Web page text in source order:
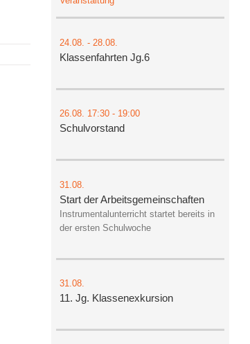
24.08. - 28.08.
Klassenfahrten Jg.6
26.08. 17:30- 19:00
Schulvorstand
31.08.
Start der Arbeitsgemeinschaften
Instrumentalunterricht startet bereits in
der ersten Schulwoche
31.08.
11. Jg. Klassenexkursion